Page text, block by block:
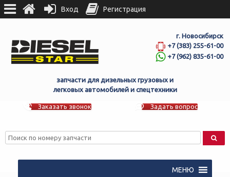
г. Новосибирск
+7 (383) 255-61-00
+7 (962) 835-61-00
запчасти для дизельных грузовых и
легковых автомобилей и спецтехники
Заказать звонок Задать вопрос
МЕНЮ
Вход Регистрация